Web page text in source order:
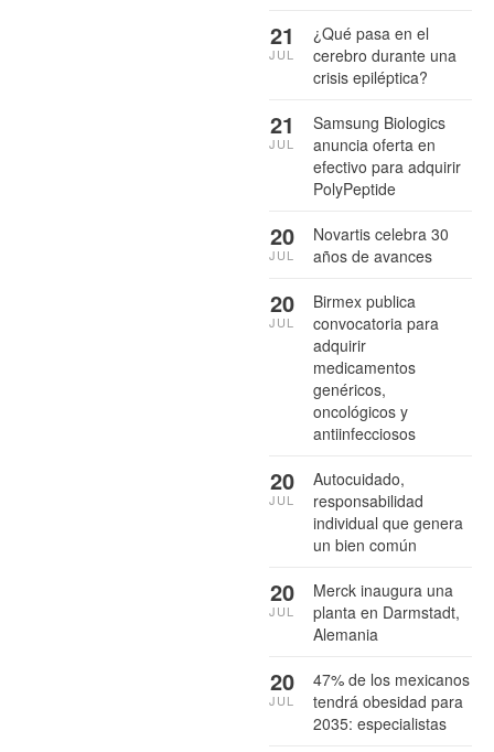
¿Qué pasa en el
cerebro durante una
crisis epiléptica?
21
JUL
Samsung Biologics
anuncia oferta en
efectivo para adquirir
PolyPeptide
21
JUL
Novartis celebra 30
años de avances
20
JUL
Birmex publica
convocatoria para
adquirir
medicamentos
genéricos,
oncológicos y
antiinfecciosos
20
JUL
Autocuidado,
responsabilidad
individual que genera
un bien común
20
JUL
Merck inaugura una
planta en Darmstadt,
Alemania
20
JUL
47% de los mexicanos
tendrá obesidad para
2035: especialistas
20
JUL